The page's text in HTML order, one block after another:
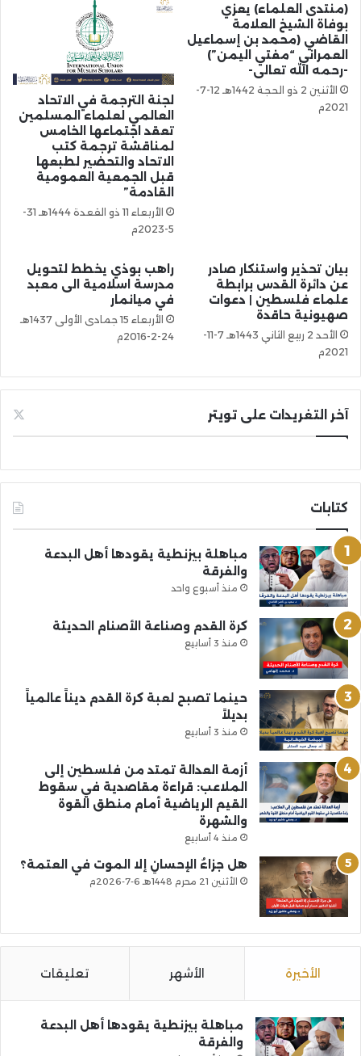
(منتدى العلماء) يعزي
بوفاة الشيخ العلامة
القاضي (محمد بن إسماعيل
العمراني “مفتي اليمن”)
-رحمه الله تعالى-
الأثنين 2 ذو الحجة 1442هـ 12-7-
2021م
لجنة الترجمة في الاتحاد
العالمي لعلماء المسلمين
تعقد اجتماعها الخامس
لمناقشة ترجمة كتب
الاتحاد والتحضير لطبعها
قبل الجمعية العمومية
القادمة”
الأربعاء 11 ذو القعدة 1444هـ 31-
5-2023م
بيان تحذير واستنكار صادر
عن دائرة القدس برابطة
علماء فلسطين | دعوات
صهيونية حاقدة
الأحد 2 ربيع الثاني 1443هـ 7-11-
2021م
راهب بوذي يخطط لتحويل
مدرسة اسلامية الى معبد
في ميانمار
الأربعاء 15 جمادى الأولى 1437هـ
24-2-2016م
آخر التغريدات على تويتر
كتابات
مباهلة بيزنطية يقودها أهل البدعة
والفرقة
منذ أسبوع واحد
كرة القدم وصناعة الأصنام الحديثة
منذ 3 أسابيع
حينما تصبح لعبة كرة القدم ديناً عالمياً
بديلاً
منذ 3 أسابيع
أزمة العدالة تمتد من فلسطين إلى
الملاعب: قراءة مقاصدية في سقوط
القيم الرياضية أمام منطق القوة
والشهرة
منذ 4 أسابيع
هل جزاءُ الإحسانِ إلا الموت في العتمة؟
الأثنين 21 محرم 1448هـ 6-7-2026م
الأخيرة الأشهر تعليقات
مباهلة بيزنطية يقودها أهل البدعة
والفرقة